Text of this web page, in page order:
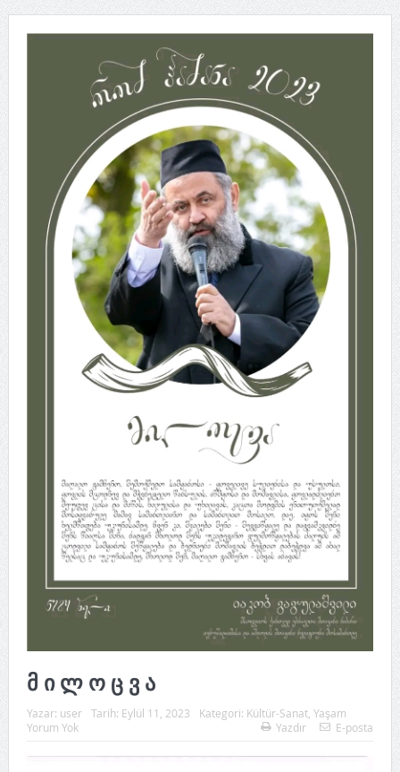
მ ი ლ ო ც ვ ა
Yazar: user Tarih: Eylül 11, 2023 Kategori: Kültür-Sanat, Yaşam
Yorum Yok
Yazdır E-posta